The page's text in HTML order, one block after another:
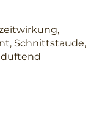
Schnittstaude,